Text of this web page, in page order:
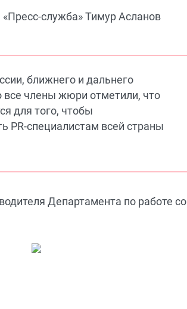
служба» Тимур Асланов
ближнего и дальнего
все члены жюри отметили, что
для того, чтобы
PR-специалистам всей страны
Департамента по работе со